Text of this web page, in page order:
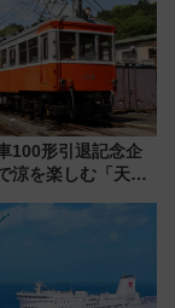
100形引退記念企
涼を楽しむ「天然